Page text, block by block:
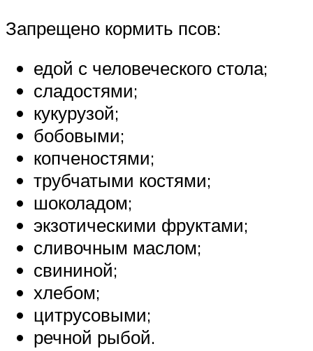
Запрещено кормить псов:
едой с человеческого стола;
сладостями;
кукурузой;
бобовыми;
копченостями;
трубчатыми костями;
шоколадом;
экзотическими фруктами;
сливочным маслом;
свининой;
хлебом;
цитрусовыми;
речной рыбой.